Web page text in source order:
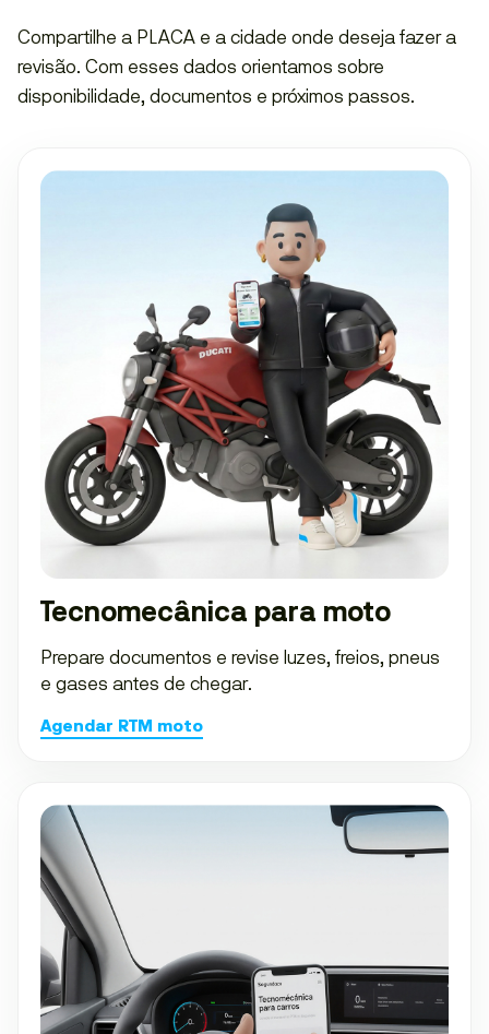
Compartilhe a PLACA e a cidade onde deseja fazer a
revisão. Com esses dados orientamos sobre
disponibilidade, documentos e próximos passos.
Tecnomecânica para moto
Prepare documentos e revise luzes, freios, pneus
e gases antes de chegar.
Agendar RTM moto